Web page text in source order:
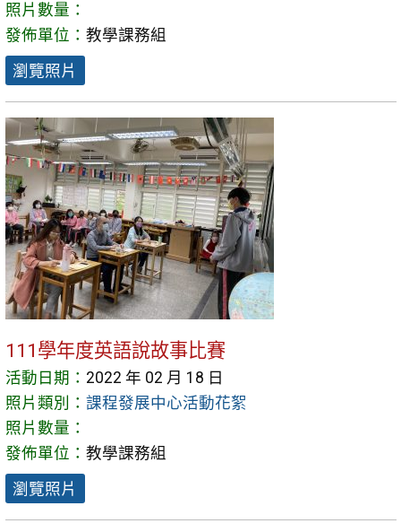
照片數量：
發佈單位： 教學課務組
瀏覽照片
111學年度英語說故事比賽
活動日期： 2022 年 02 月 18 日
照片類別： 課程發展中心活動花絮
照片數量：
發佈單位： 教學課務組
瀏覽照片